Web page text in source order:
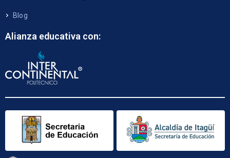
Blog
Alianza educativa con: